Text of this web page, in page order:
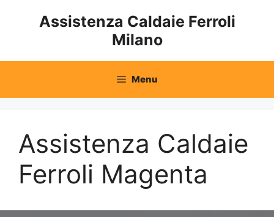
Assistenza Caldaie Ferroli
Milano
Menu
Assistenza Caldaie
Ferroli Magenta